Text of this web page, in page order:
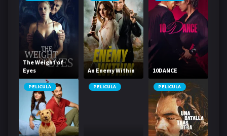
The Weight of
Eyes
An Enemy Within 10DANCE
PELICULA PELICULA PELICULA